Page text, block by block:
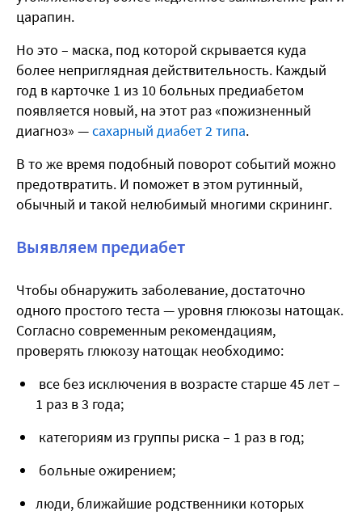
царапин.
Но это – маска, под которой скрывается куда
более неприглядная действительность. Каждый
год в карточке 1 из 10 больных предиабетом
появляется новый, на этот раз «пожизненный
диагноз» —сахарный диабет 2 типа.
В то же время подобный поворот событий можно
предотвратить. И поможет в этом рутинный,
обычный и такой нелюбимый многими скрининг.
Выявляем предиабет
Чтобы обнаружить заболевание, достаточно
одного простого теста — уровня глюкозы натощак.
Согласно современным рекомендациям,
проверять глюкозу натощак необходимо:
все без исключения в возрасте старше 45 лет –
1 раз в 3 года;
категориям из группы риска – 1 раз в год;
больные ожирением;
люди, ближайшие родственники которых